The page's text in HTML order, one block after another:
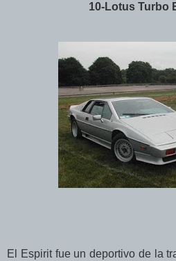
10-Lotus Turbo
El Espirit fue un deportivo de la